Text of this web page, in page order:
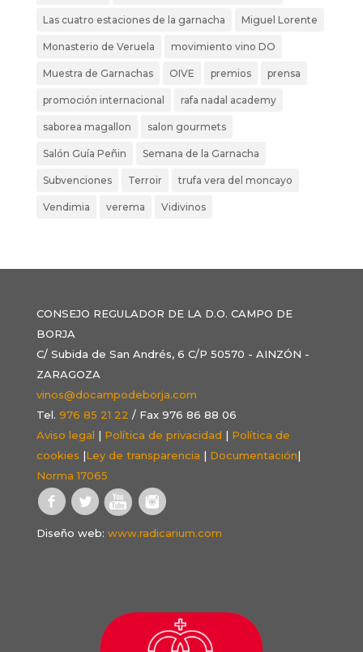
Las cuatro estaciones de la garnacha Miguel Lorente
Monasterio de Veruela movimiento vino DO
Muestra de Garnachas OIVE premios prensa
promoción internacional rafa nadal academy
saborea magallon salon gourmets
Salón Guía Peñin Semana de la Garnacha
Subvenciones Terroir trufa vera del moncayo
Vendimia verema Vidivinos
CONSEJO REGULADOR DE LA D.O. CAMPO DE
BORJA
C/ Subida de San Andrés, 6 C/P 50570 - AINZÓN -
ZARAGOZA
vinos@docampodeborja.com
Tel. 976 85 21 22 / Fax 976 86 88 06
Aviso legal | Política de privacidad | Política de
cookies |Ley de transparencia | Documentación|
Norma 17065
Diseño web: www.radicarium.com